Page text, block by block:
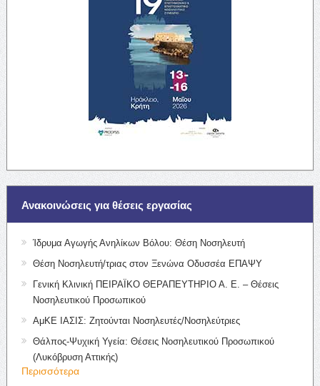
Ανακοινώσεις για θέσεις εργασίας
Ίδρυμα Αγωγής Ανηλίκων Βόλου: Θέση Νοσηλευτή
Θέση Νοσηλευτή/τριας στον Ξενώνα Οδυσσέα ΕΠΑΨΥ
Γενική Κλινική ΠΕΙΡΑΪΚΟ ΘΕΡΑΠΕΥΤΗΡΙΟ Α. Ε. – Θέσεις
Νοσηλευτικού Προσωπικού
ΑμΚΕ ΙΑΣΙΣ: Ζητούνται Νοσηλευτές/Νοσηλεύτριες
Θάλπος-Ψυχική Υγεία: Θέσεις Νοσηλευτικού Προσωπικού
(Λυκόβρυση Αττικής)
Περισσότερα